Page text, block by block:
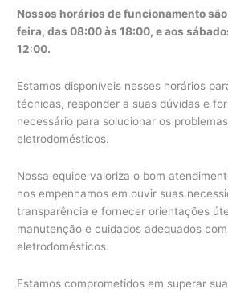
Nossos horários de funcionamento
feira, das 08:00 às 18:00, e aos
12:00.
Estamos disponíveis nesses horários
técnicas, responder a suas dúvidas e
necessário para solucionar os
eletrodomésticos.
Nossa equipe valoriza o bom
nos empenhamos em ouvir suas
transparência e fornecer orientações
manutenção e cuidados adequados
eletrodomésticos.
Estamos comprometidos em superar